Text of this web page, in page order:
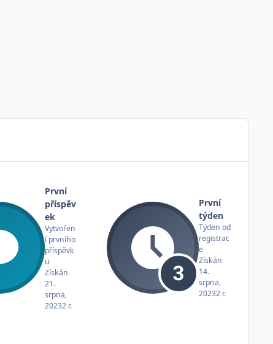
První
příspěv
ek
Vytvořen
í prvního
příspěvk
u
Získán
21.
srpna,
20232 r.
První
týden
Týden od
registrac
e
Získán
14.
srpna,
20232 r.